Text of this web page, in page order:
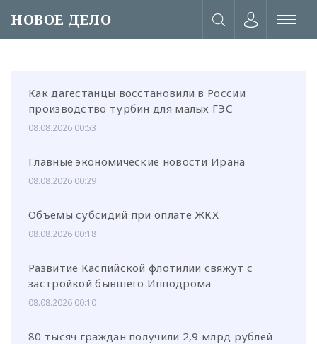
НОВОЕ ДЕЛО
или через соц. сети
Как дагестанцы восстановили в России
производство турбин для малых ГЭС
08.08.2026 00:53
Главные экономические новости Ирана
08.08.2026 00:29
Объемы субсидий при оплате ЖКХ
08.08.2026 00:18
Развитие Каспийской флотилии свяжут с
застройкой бывшего Ипподрома
08.08.2026 00:10
80 тысяч граждан получили 2,9 млрд рублей